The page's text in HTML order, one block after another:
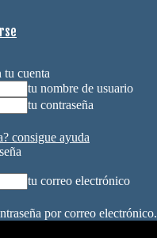
tu cuenta
tu nombre de usuario
tu contraseña
consigue ayuda
tu correo electrónico
por correo electrónico.